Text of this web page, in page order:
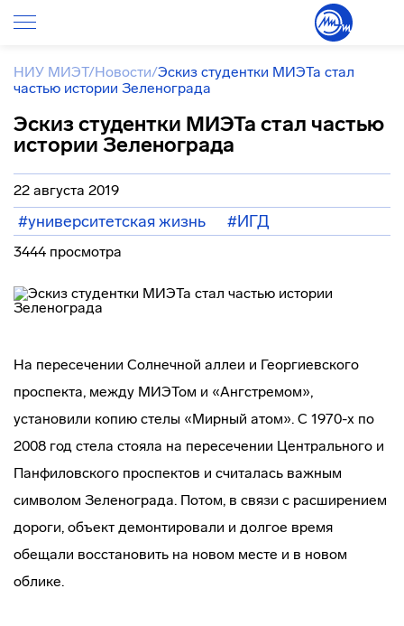
НИУ МИЭТ/Новости/Эскиз студентки МИЭТа стал
частью истории Зеленограда
Эскиз студентки МИЭТа стал частью
истории Зеленограда
22 августа 2019
#университетская жизнь #ИГД
3444 просмотра
На пересечении Солнечной аллеи и Георгиевского
проспекта, между МИЭТом и «Ангстремом»,
установили копию стелы «Мирный атом». С 1970-х по
2008 год стела стояла на пересечении Центрального и
Панфиловского проспектов и считалась важным
символом Зеленограда. Потом, в связи с расширением
дороги, объект демонтировали и долгое время
обещали восстановить на новом месте и в новом
облике.